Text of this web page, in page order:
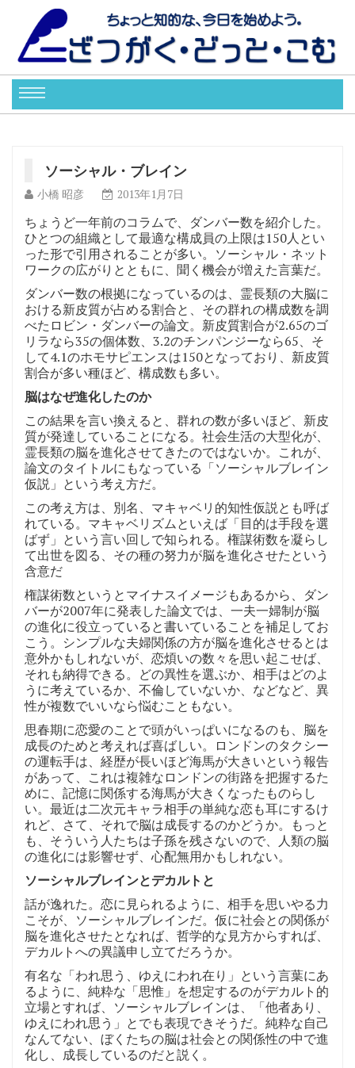
ソーシャル・ブレイン
小橋 昭彦 2013年1月7日
ちょうど一年前のコラムで、ダンバー数を紹介した。
ひとつの組織として最適な構成員の上限は150人とい
った形で引用されることが多い。ソーシャル・ネット
ワークの広がりとともに、聞く機会が増えた言葉だ。
ダンバー数の根拠になっているのは、霊長類の大脳に
おける新皮質が占める割合と、その群れの構成数を調
べたロビン・ダンバーの論文。新皮質割合が2.65のゴ
リラなら35の個体数、3.2のチンパンジーなら65、そ
して4.1のホモサピエンスは150となっており、新皮質
割合が多い種ほど、構成数も多い。
脳はなぜ進化したのか
この結果を言い換えると、群れの数が多いほど、新皮
質が発達していることになる。社会生活の大型化が、
霊長類の脳を進化させてきたのではないか。これが、
論文のタイトルにもなっている「ソーシャルブレイン
仮説」という考え方だ。
この考え方は、別名、マキャベリ的知性仮説とも呼ば
れている。マキャベリズムといえば「目的は手段を選
ばず」という言い回しで知られる。権謀術数を凝らし
て出世を図る、その種の努力が脳を進化させたという
含意だ
権謀術数というとマイナスイメージもあるから、ダン
バーが2007年に発表した論文では、一夫一婦制が脳
の進化に役立っていると書いていることを補足してお
こう。シンプルな夫婦関係の方が脳を進化させるとは
意外かもしれないが、恋煩いの数々を思い起こせば、
それも納得できる。どの異性を選ぶか、相手はどのよ
うに考えているか、不倫していないか、などなど、異
性が複数でいいなら悩むこともない。
思春期に恋愛のことで頭がいっぱいになるのも、脳を
成長のためと考えれば喜ばしい。ロンドンのタクシー
の運転手は、経歴が長いほど海馬が大きいという報告
があって、これは複雑なロンドンの街路を把握するた
めに、記憶に関係する海馬が大きくなったものらし
い。最近は二次元キャラ相手の単純な恋も耳にするけ
れど、さて、それで脳は成長するのかどうか。もっと
も、そういう人たちは子孫を残さないので、人類の脳
の進化には影響せず、心配無用かもしれない。
ソーシャルブレインとデカルトと
話が逸れた。恋に見られるように、相手を思いやる力
こそが、ソーシャルブレインだ。仮に社会との関係が
脳を進化させたとなれば、哲学的な見方からすれば、
デカルトへの異議申し立てだろうか。
有名な「われ思う、ゆえにわれ在り」という言葉にあ
るように、純粋な「思惟」を想定するのがデカルト的
立場とすれば、ソーシャルブレインは、「他者あり、
ゆえにわれ思う」とでも表現できそうだ。純粋な自己
なんてない、ぼくたちの脳は社会との関係性の中で進
化し、成長しているのだと説く。